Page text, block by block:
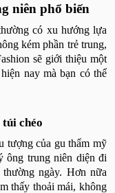
niên phổ biến
có xu hướng lựa
kém phần trẻ trung,
sẽ giới thiệu một
nay mà bạn có thể
chéo
tượng của gu thẩm mỹ
ông trung niên diện đi
ngày. Hơn nữa
thấy thoải mái, không